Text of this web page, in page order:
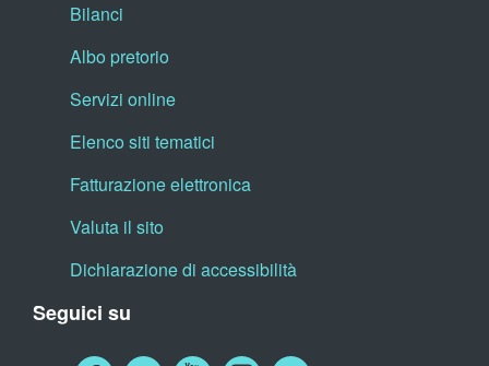
Bilanci
Albo pretorio
Servizi online
Elenco siti tematici
Fatturazione elettronica
Valuta il sito
Dichiarazione di accessibilità
Seguici su